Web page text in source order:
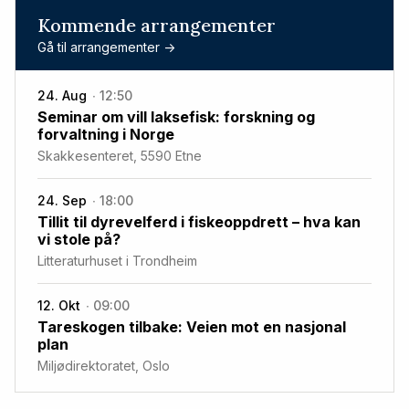
Kommende arrangementer
Gå til arrangementer ->
24. Aug 12:50
Seminar om vill laksefisk: forskning og
forvaltning i Norge
Skakkesenteret, 5590 Etne
24. Sep 18:00
Tillit til dyrevelferd i fiskeoppdrett – hva kan
vi stole på?
Litteraturhuset i Trondheim
12. Okt 09:00
Tareskogen tilbake: Veien mot en nasjonal
plan
Miljødirektoratet, Oslo